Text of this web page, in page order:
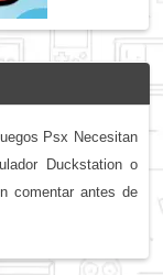
Psx Necesitan
Duckstation o
comentar antes de